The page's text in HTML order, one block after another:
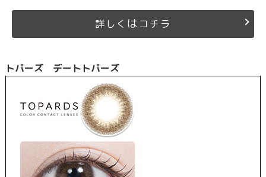
詳しく は コチラ
トパーズ デートトパーズ